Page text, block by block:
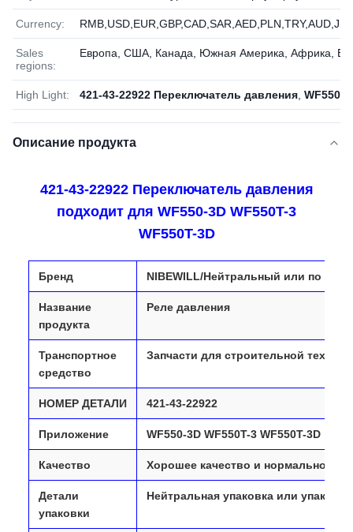
Currency:
Sales
regions:
Европа, США, Канада, Южная Америка, Африка,
High Light: 421-43-22922 Переключатель давления WF550-
Описание продукта
421-43-22922 Переключатель давления
подходит для WF550-3D WF550T-3
WF550T-3D
Бренд NIBEWILL/Нейтральный или по
Название
продукта
Реле давления
Транспортное
средство
Запчасти для строительной
НОМЕР ДЕТАЛИ 421-43-22922
Приложение WF550-3D WF550T-3 WF550T-3D
Качество Хорошее качество и нормальное
Детали
упаковки
Нейтральная упаковка или